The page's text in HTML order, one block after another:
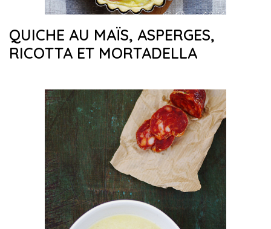
QUICHE AU MAÏS, ASPERGES,
RICOTTA ET MORTADELLA